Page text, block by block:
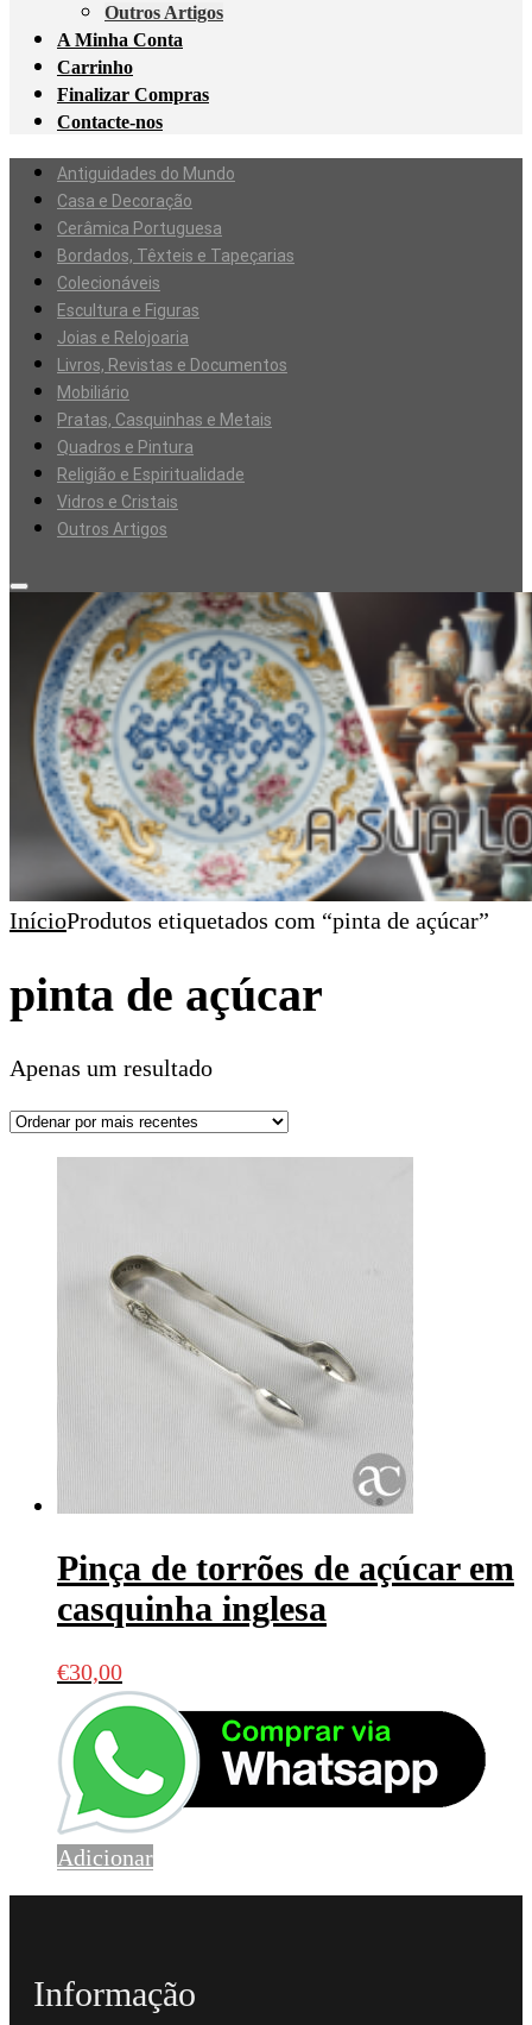
Outros Artigos
A Minha Conta
Carrinho
Finalizar Compras
Contacte-nos
Antiguidades do Mundo
Casa e Decoração
Cerâmica Portuguesa
Bordados, Têxteis e Tapeçarias
Colecionáveis
Escultura e Figuras
Joias e Relojoaria
Livros, Revistas e Documentos
Mobiliário
Pratas, Casquinhas e Metais
Quadros e Pintura
Religião e Espiritualidade
Vidros e Cristais
Outros Artigos
InícioProdutos etiquetados com “pinta de açúcar”
pinta de açúcar
Apenas um resultado
Pinça de torrões de açúcar em
casquinha inglesa
€30,00
Adicionar
Informação